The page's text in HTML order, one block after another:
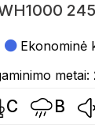
Ekonominė
metai:
C B